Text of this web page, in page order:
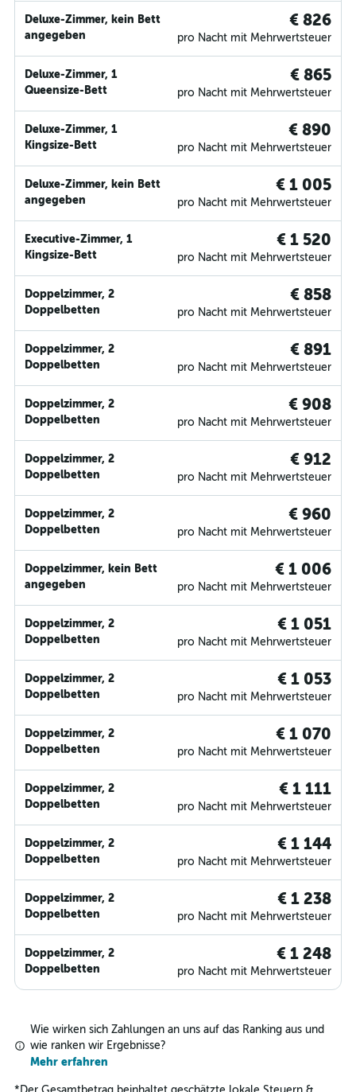
Deluxe-Zimmer, kein Bett
angegeben
€ 826
pro Nacht mit Mehrwertsteuer
Deluxe-Zimmer, 1
Queensize-Bett
€ 865
pro Nacht mit Mehrwertsteuer
Deluxe-Zimmer, 1
Kingsize-Bett
€ 890
pro Nacht mit Mehrwertsteuer
Deluxe-Zimmer, kein Bett
angegeben
€ 1 005
pro Nacht mit Mehrwertsteuer
Executive-Zimmer, 1
Kingsize-Bett
€ 1 520
pro Nacht mit Mehrwertsteuer
Doppelzimmer, 2
Doppelbetten
€ 858
pro Nacht mit Mehrwertsteuer
Doppelzimmer, 2
Doppelbetten
€ 891
pro Nacht mit Mehrwertsteuer
Doppelzimmer, 2
Doppelbetten
€ 908
pro Nacht mit Mehrwertsteuer
Doppelzimmer, 2
Doppelbetten
€ 912
pro Nacht mit Mehrwertsteuer
Doppelzimmer, 2
Doppelbetten
€ 960
pro Nacht mit Mehrwertsteuer
Doppelzimmer, kein Bett
angegeben
€ 1 006
pro Nacht mit Mehrwertsteuer
Doppelzimmer, 2
Doppelbetten
€ 1 051
pro Nacht mit Mehrwertsteuer
Doppelzimmer, 2
Doppelbetten
€ 1 053
pro Nacht mit Mehrwertsteuer
Doppelzimmer, 2
Doppelbetten
€ 1 070
pro Nacht mit Mehrwertsteuer
Doppelzimmer, 2
Doppelbetten
€ 1 111
pro Nacht mit Mehrwertsteuer
Doppelzimmer, 2
Doppelbetten
€ 1 144
pro Nacht mit Mehrwertsteuer
Doppelzimmer, 2
Doppelbetten
€ 1 238
pro Nacht mit Mehrwertsteuer
Doppelzimmer, 2
Doppelbetten
€ 1 248
pro Nacht mit Mehrwertsteuer
Wie wirken sich Zahlungen an uns auf das Ranking aus und
wie ranken wir Ergebnisse?
Mehr erfahren